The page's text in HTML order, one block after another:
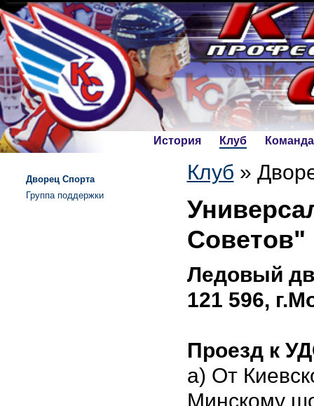
История Клуб Команда
Клуб »
Советов"
Ледовый
121 596,
Проезд к
а) От
Минскому
Дворец Спорта
Группа поддержки